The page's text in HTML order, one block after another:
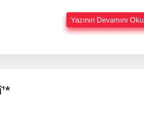
Yazının Devamını Oku